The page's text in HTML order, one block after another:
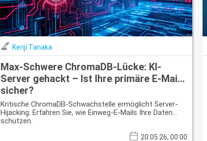
Kenji Tanaka
Max-Schwere ChromaDB-Lücke: KI-
Server gehackt – Ist Ihre primäre E-Mail
sicher?
Kritische ChromaDB-Schwachstelle ermöglicht Server-
Hijacking. Erfahren Sie, wie Einweg-E-Mails Ihre Daten
schützen.
20.05.26, 00:00